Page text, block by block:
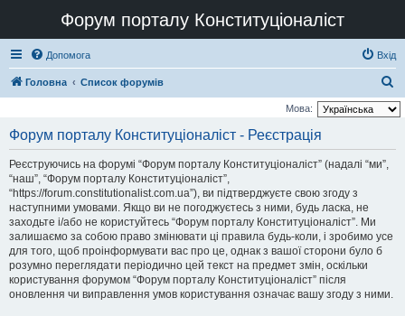
Форум порталу Конституціоналіст
Допомога Вхід
Головна Список форумів
о
Мова:
Форум порталу Конституціоналіст - Реєстрація
Реєструючись на форумі “Форум порталу Конституціоналіст” (надалі “ми”,
“наш”, “Форум порталу Конституціоналіст”,
“https://forum.constitutionalist.com.ua”), ви підтверджуєте свою згоду з
наступними умовами. Якщо ви не погоджуєтесь з ними, будь ласка, не
заходьте і/або не користуйтесь “Форум порталу Конституціоналіст”. Ми
залишаємо за собою право змінювати ці правила будь-коли, і зробимо усе
для того, щоб проінформувати вас про це, однак з вашої сторони було б
розумно переглядати періодично цей текст на предмет змін, оскільки
користування форумом “Форум порталу Конституціоналіст” після
оновлення чи виправлення умов користування означає вашу згоду з ними.